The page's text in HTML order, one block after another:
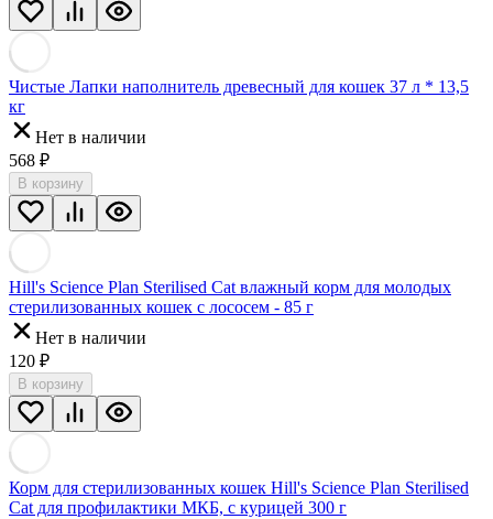
Чистые Лапки наполнитель древесный для кошек 37 л * 13,5
кг
Нет в наличии
568 ₽
В корзину
Hill's Science Plan Sterilised Cat влажный корм для молодых
стерилизованных кошек с лососем - 85 г
Нет в наличии
120 ₽
В корзину
Корм для стерилизованных кошек Hill's Science Plan Sterilised
Cat для профилактики МКБ, с курицей 300 г